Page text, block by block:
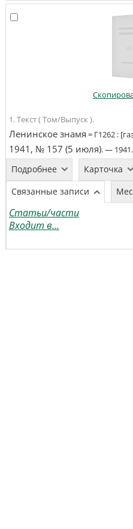
1. Текст ( Том/Выпуск ).
Ленинское знамя = Г1262 :
1941, № 157 (5 июля). —1941.
Подробнее Карточка
Связанные записи
Статьи/части
Входит в...